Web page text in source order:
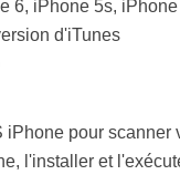
6, iPhone 5s,
d'iTunes
pour
l'installer et